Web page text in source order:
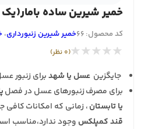
خمیر شیرین ساده
کد محصول: 66 خمیر شیرین زنبورداری،
★★★★★(0 نظر)
جایگزین عسل یا شهدبرای زنبور
برای مصرف زنبورهای عسل در فصل
یا تابستان، زمانی که امکانات کافی
قند کمپلکسوجود ندارد،مناسب